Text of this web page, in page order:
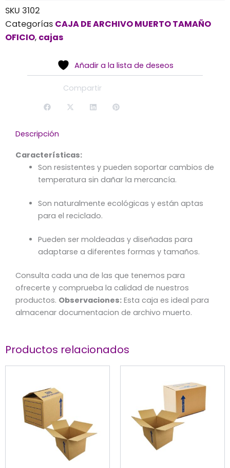
SKU 3102
Categorías CAJA DE ARCHIVO MUERTO TAMAÑO
OFICIO, cajas
Añadir a la lista de deseos
Compartir
Descripción
Características:
Son resistentes y pueden soportar cambios de
temperatura sin dañar la mercancía.
Son naturalmente ecológicas y están aptas
para el reciclado.
Pueden ser moldeadas y diseñadas para
adaptarse a diferentes formas y tamaños.
Consulta cada una de las que tenemos para
ofrecerte y comprueba la calidad de nuestros
productos. Observaciones: Esta caja es ideal para
almacenar documentacion de archivo muerto.
Productos relacionados